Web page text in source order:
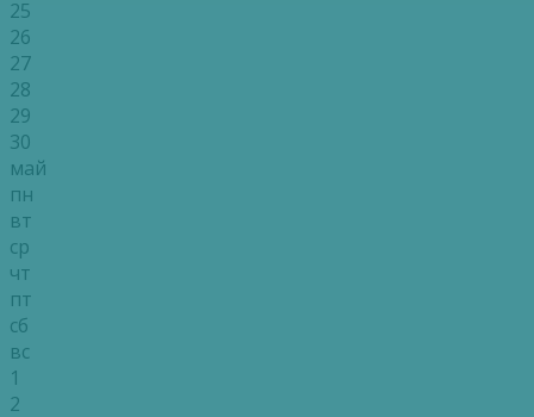
25
26
27
28
29
30
май
пн
вт
ср
чт
пт
сб
вс
1
2